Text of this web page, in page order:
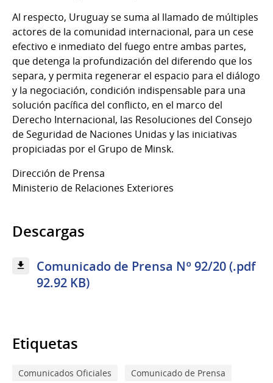
Al respecto, Uruguay se suma al llamado de múltiples
actores de la comunidad internacional, para un cese
efectivo e inmediato del fuego entre ambas partes,
que detenga la profundización del diferendo que los
separa, y permita regenerar el espacio para el diálogo
y la negociación, condición indispensable para una
solución pacífica del conflicto, en el marco del
Derecho Internacional, las Resoluciones del Consejo
de Seguridad de Naciones Unidas y las iniciativas
propiciadas por el Grupo de Minsk.
Dirección de Prensa
Ministerio de Relaciones Exteriores
Descargas
Comunicado de Prensa Nº 92/20 (.pdf
92.92 KB)
Etiquetas
Comunicados Oficiales Comunicado de Prensa